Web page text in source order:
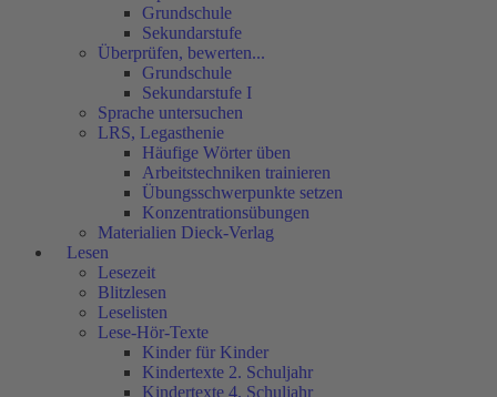
Grundschule
Sekundarstufe
Überprüfen, bewerten...
Grundschule
Sekundarstufe I
Sprache untersuchen
LRS, Legasthenie
Häufige Wörter üben
Arbeitstechniken trainieren
Übungsschwerpunkte setzen
Konzentrationsübungen
Materialien Dieck-Verlag
Lesen
Lesezeit
Blitzlesen
Leselisten
Lese-Hör-Texte
Kinder für Kinder
Kindertexte 2. Schuljahr
Kindertexte 4. Schuljahr